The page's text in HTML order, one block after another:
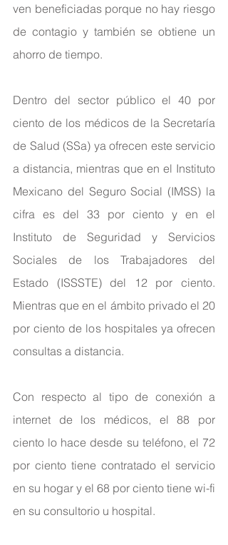
ven beneficiadas porque no hay riesgo
de contagio y también se obtiene un
ahorro de tiempo.
Dentro del sector público el 40 por
ciento de los médicos de la Secretaría
de Salud (SSa) ya ofrecen este servicio
a distancia, mientras que en el Instituto
Mexicano del Seguro Social (IMSS) la
cifra es del 33 por ciento y en el
Instituto de Seguridad y Servicios
Sociales de los Trabajadores del
Estado (ISSSTE) del 12 por ciento.
Mientras que en el ámbito privado el 20
por ciento de los hospitales ya ofrecen
consultas a distancia.
Con respecto al tipo de conexión a
internet de los médicos, el 88 por
ciento lo hace desde su teléfono, el 72
por ciento tiene contratado el servicio
en su hogar y el 68 por ciento tiene wi-fi
en su consultorio u hospital.